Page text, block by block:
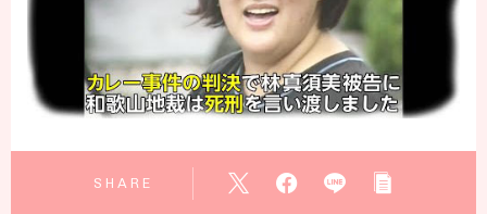
公式ラインからリクエストを出す
お題箱（リクエスト）
SHARE